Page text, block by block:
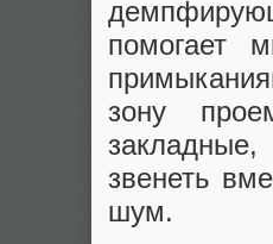
помогает
зону
звенеть
шум.